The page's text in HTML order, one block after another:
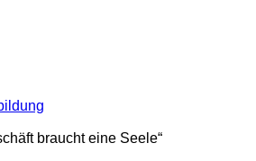
braucht eine Seele“